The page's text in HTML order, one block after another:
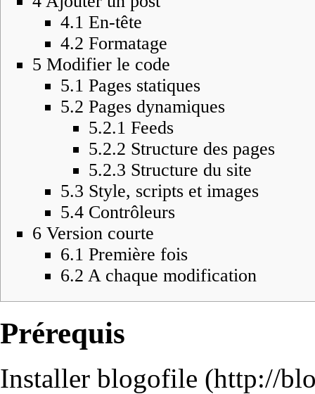
4.1 En-tête
4.2 Formatage
5 Modifier le code
5.1 Pages statiques
5.2 Pages dynamiques
5.2.1 Feeds
5.2.2 Structure des pages
5.2.3 Structure du site
5.3 Style, scripts et images
5.4 Contrôleurs
6 Version courte
6.1 Première fois
6.2 A chaque modification
Prérequis
Installer blogofile